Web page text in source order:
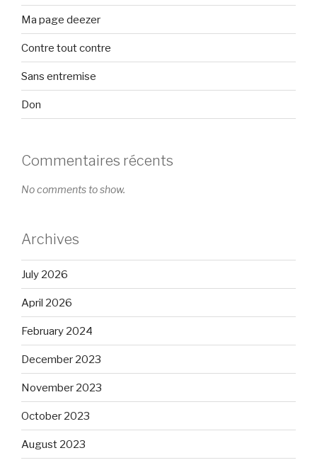
Ma page deezer
Contre tout contre
Sans entremise
Don
Commentaires récents
No comments to show.
Archives
July 2026
April 2026
February 2024
December 2023
November 2023
October 2023
August 2023